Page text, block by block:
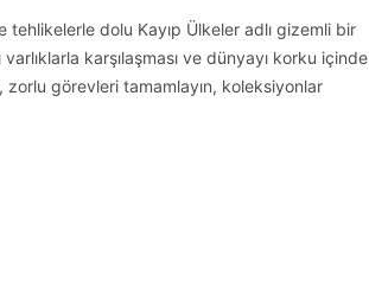
tehlikelerle dolu Kayıp Ülkeler adlı gizemli bir
karşılaşması ve dünyayı korku içinde
görevleri tamamlayın, koleksiyonlar